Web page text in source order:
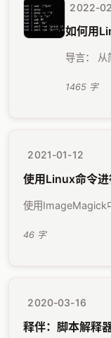
2022-
如何用
导言： 从
掉。 这个
问 …
1465 字
2021-01-12
使用Linux命令进
使用ImageMagick
append …
46 字
2020-03-16
释伴：脚本解释